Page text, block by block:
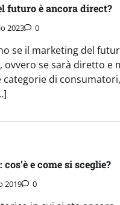
futuro è ancora direct?
2023 0
se il marketing del
ovvero se sarà diretto e
categorie di
e come si sceglie?
2019 0